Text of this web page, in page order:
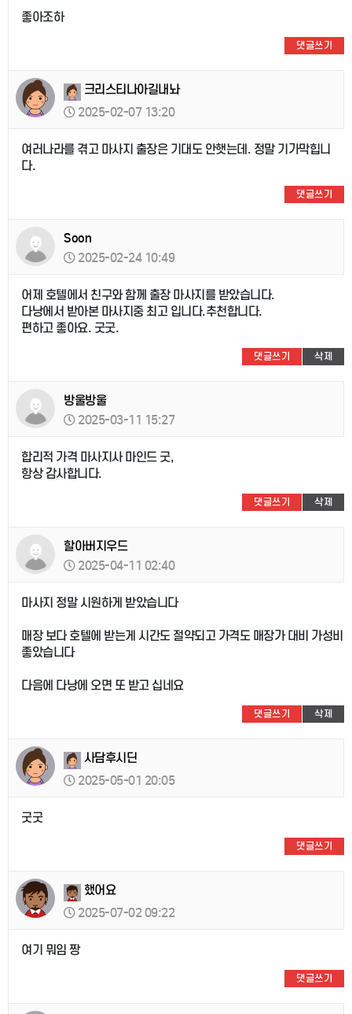
좋아조하
댓글쓰기
크리스티나아길내놔
2025-02-07 13:20
여러나라를 겪고 마사지 출장은 기대도 안햇는데. 정말 기가막힙니
다.
댓글쓰기
Soon
2025-02-24 10:49
어제 호텔에서 친구와 함께 출장 마사지를 받았습니다.
다낭에서 받아본 마사지중 최고 입니다.추천합니다.
편하고 좋아요. 굿굿.
댓글쓰기 삭제
방울방울
2025-03-11 15:27
합리적 가격 마사지사 마인드 굿,
항상 감사합니다.
댓글쓰기 삭제
할아버지우드
2025-04-11 02:40
마사지 정말 시원하게 받았습니다
매장 보다 호텔에 받는게 시간도 절약되고 가격도 매장가 대비 가성비
좋았습니다
다음에 다낭에 오면 또 받고 십네요
댓글쓰기 삭제
사담후시딘
2025-05-01 20:05
굿굿
댓글쓰기
했어요
2025-07-02 09:22
여기 뭐임 짱
댓글쓰기